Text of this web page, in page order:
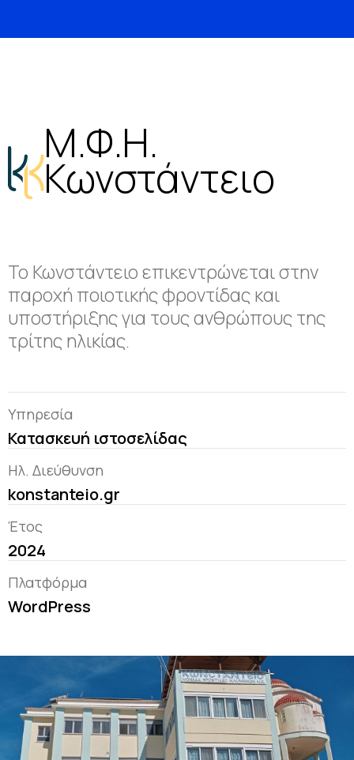
Μ.Φ.Η.
Κωνστάντειο
Το Κωνστάντειο επικεντρώνεται στην
παροχή ποιοτικής φροντίδας και
υποστήριξης για τους ανθρώπους της
τρίτης ηλικίας.
Υπηρεσία
Κατασκευή ιστοσελίδας
Ηλ. Διεύθυνση
konstanteio.gr
Έτος
2024
Πλατφόρμα
WordPress